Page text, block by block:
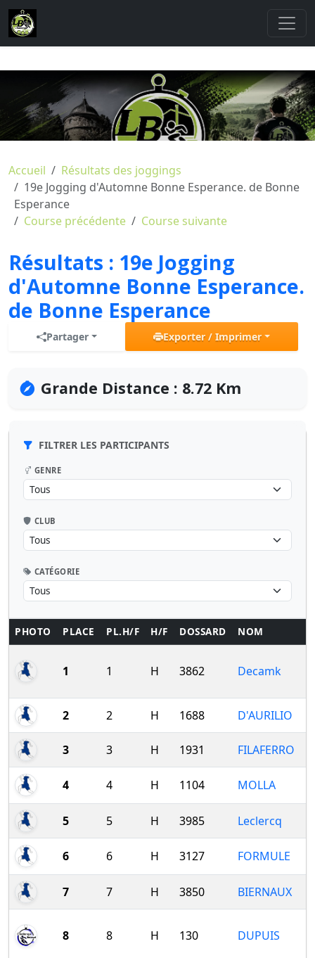
Accueil
Résultats des joggings
19e Jogging d'Automne Bonne Esperance. de Bonne
Esperance
Course précédente
Course suivante
Résultats : 19e Jogging
d'Automne Bonne Esperance.
de Bonne Esperance
Partager Exporter / Imprimer
Grande Distance : 8.72 Km
FILTRER LES PARTICIPANTS
GENRE
CLUB
CATÉGORIE
PHOTO PLACE PL.H/F H/F DOSSARD NOM
1 1 H 3862 Decamk
2 2 H 1688 D'AURILIO
3 3 H 1931 FILAFERRO
4 4 H 1104 MOLLA
5 5 H 3985 Leclercq
6 6 H 3127 FORMULE
7 7 H 3850 BIERNAUX
8 8 H 130 DUPUIS